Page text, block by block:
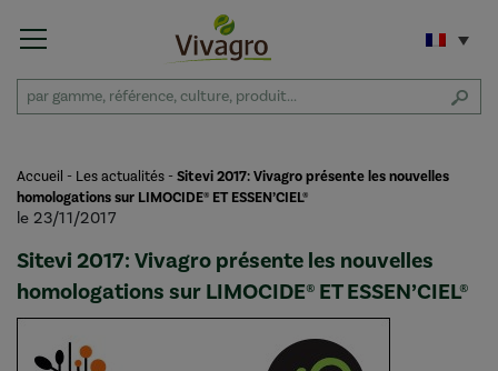
Accueil - Les actualités -Sitevi 2017: Vivagro présente les nouvelles
homologations sur LIMOCIDE® ET ESSEN’CIEL®
le 23/11/2017
Sitevi 2017: Vivagro présente les nouvelles
homologations sur LIMOCIDE® ET ESSEN’CIEL®